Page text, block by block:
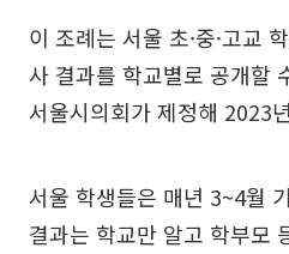
이 조례는 서울 초·중·고교
사 결과를 학교별로 공개할
서울시의회가 제정해 2023
서울 학생들은 매년 3~4월
결과는 학교만 알고 학부모